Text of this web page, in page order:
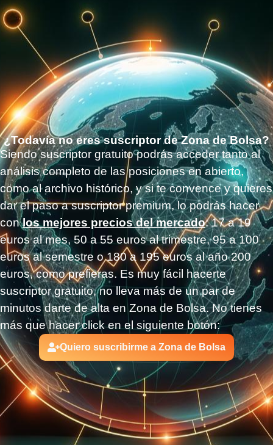
¿Todavía no eres suscriptor de Zona de Bolsa?
Siendo suscriptor gratuito podrás acceder tanto al
análisis completo de las posiciones en abierto,
como al archivo histórico, y si te convence y quieres
dar el paso a suscriptor premium, lo podrás hacer
conlos mejores precios del mercado: 17 a 19
euros al mes, 50 a 55 euros al trimestre, 95 a 100
euros al semestre o 180 a 195 euros al año 200
euros, como prefieras. Es muy fácil hacerte
suscriptor gratuito, no lleva más de un par de
minutos darte de alta en Zona de Bolsa. No tienes
más que hacer click en el siguiente botón:
Quiero suscribirme a Zona de Bolsa